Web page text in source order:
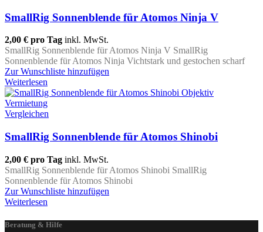
SmallRig Sonnenblende für Atomos Ninja V
2,00 € pro Tag inkl. MwSt.
SmallRig Sonnenblende für Atomos Ninja V SmallRig
Sonnenblende für Atomos Ninja Vichtstark und gestochen scharf
Zur Wunschliste hinzufügen
Weiterlesen
Vergleichen
SmallRig Sonnenblende für Atomos Shinobi
2,00 € pro Tag inkl. MwSt.
SmallRig Sonnenblende für Atomos Shinobi SmallRig
Sonnenblende für Atomos Shinobi
Zur Wunschliste hinzufügen
Weiterlesen
Beratung & Hilfe